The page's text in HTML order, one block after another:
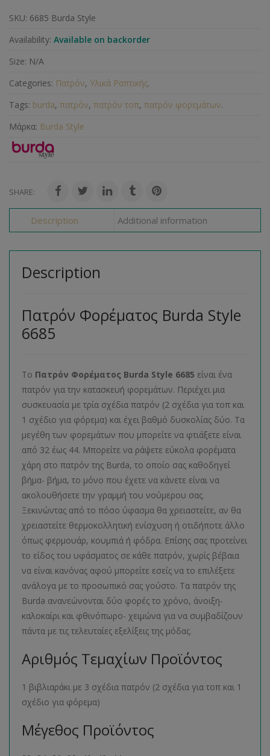
SKU: 6685 Burda Style
Availability: Available on backorder
Size: N/A
Categories: Πατρόν, Υλικά Ραπτικής.
Tags: burda, πατρόν, πατρόν τοπ, πατρόν φορεμάτων.
Μάρκα: Burda Style
SHARE:
Description Additional information
Description
Πατρόν Φορέματος Burda Style
6685
Το Πατρόν Φορέματος Burda Style 6685 είναι ένα
πατρόν για την κατασκευή φορεμάτων. Περιέχει μια
συσκευασία με τρία σχέδια πατρόν (2 σχέδια για τοπ και
1 σχέδιο για φόρεμα) και έχει βαθμό δυσκολίας δύο. Τα
μεγέθη των φορεμάτων που μπορείτε να φτιάξετε είναι
από 32 έως 44. Μπορείτε να ράψετε εύκολα φορέματα
χάρη στο πατρόν της Burda, το οποίο σας καθοδηγεί
βήμα- βήμα, το μόνο που έχετε να κάνετε είναι να
ακολουθήσετε την γραμμή του νούμερου σας.
Ξεκινώντας από το πόσο ύφασμα θα χρειαστείτε, αν θα
χρειαστείτε θερμοκολλητική ενίσχυση ή οτιδήποτε άλλο
όπως φερμουάρ, κουμπιά ή φόδρα. Επίσης σας προτείνει
το είδος του υφάσματος σε κάθε πατρόν, χωρίς βέβαια
να είναι κανόνας αφού μπορείτε εσείς να το επιλέξετε
ανάλογα με το προσωπικό σας γούστο. Τα πατρόν της
Burda ανανεώνονται δύο φορές το χρόνο, άνοιξη-
καλοκαίρι και φθινόπωρο- χειμώνα για να συμβαδίζουν
πάντα με τις τελευταίες εξελίξεις της μόδας.
Αριθμός Τεμαχίων Προϊόντος
1 βιβλιαράκι με 3 σχέδια πατρόν (2 σχέδια για τοπ και 1
σχέδιο για φόρεμα)
Μέγεθος Προϊόντος